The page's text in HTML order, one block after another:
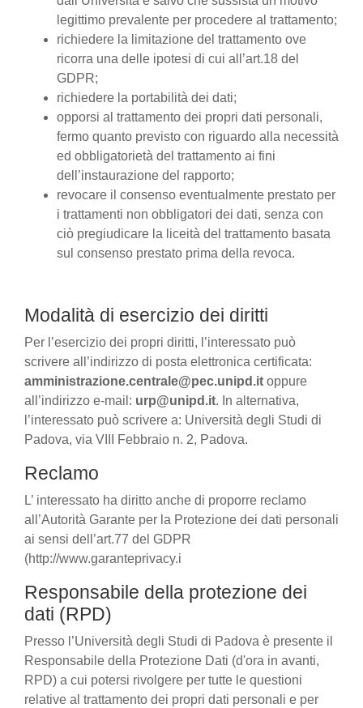
legittimo prevalente per procedere al trattamento;
richiedere la limitazione del trattamento ove
ricorra una delle ipotesi di cui all’art.18 del
GDPR;
richiedere la portabilità dei dati;
opporsi al trattamento dei propri dati personali,
fermo quanto previsto con riguardo alla necessità
ed obbligatorietà del trattamento ai fini
dell’instaurazione del rapporto;
revocare il consenso eventualmente prestato per
i trattamenti non obbligatori dei dati, senza con
ciò pregiudicare la liceità del trattamento basata
sul consenso prestato prima della revoca.
Modalità di esercizio dei diritti
Per l’esercizio dei propri diritti, l’interessato può
scrivere all’indirizzo di posta elettronica certificata:
amministrazione.centrale@pec.unipd.it oppure
all’indirizzo e-mail: urp@unipd.it. In alternativa,
l’interessato può scrivere a: Università degli Studi di
Padova, via VIII Febbraio n. 2, Padova.
Reclamo
L’ interessato ha diritto anche di proporre reclamo
all’Autorità Garante per la Protezione dei dati personali
ai sensi dell’art.77 del GDPR
(http://www.garanteprivacy.i
Responsabile della protezione dei
dati (RPD)
Presso l’Università degli Studi di Padova è presente il
Responsabile della Protezione Dati (d'ora in avanti,
RPD) a cui potersi rivolgere per tutte le questioni
relative al trattamento dei propri dati personali e per